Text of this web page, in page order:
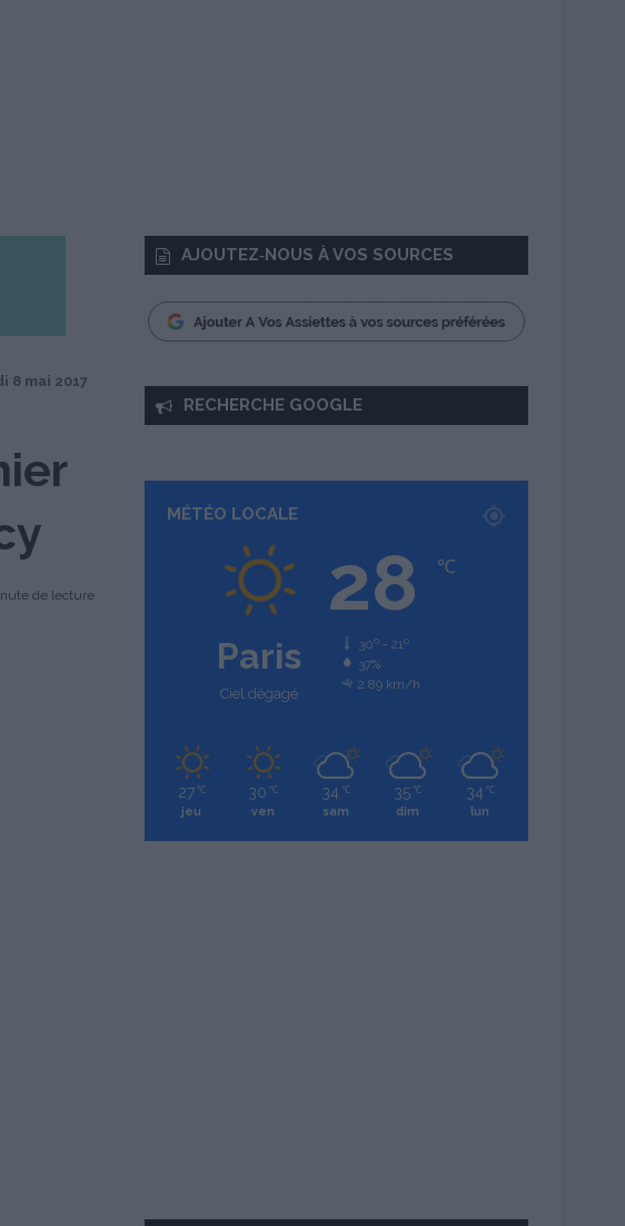
8 mai 2017
de lecture
AJOUTEZ‑NOUS À VOS SOURCES
RECHERCHE GOOGLE
MÉTÉO LOCALE
Paris
Ciel dégagé
28 ℃
30º - 21º
37%
2.89 km/h
27 ℃
jeu
30 ℃
ven
34 ℃
sam
35 ℃
dim
34 ℃
lun